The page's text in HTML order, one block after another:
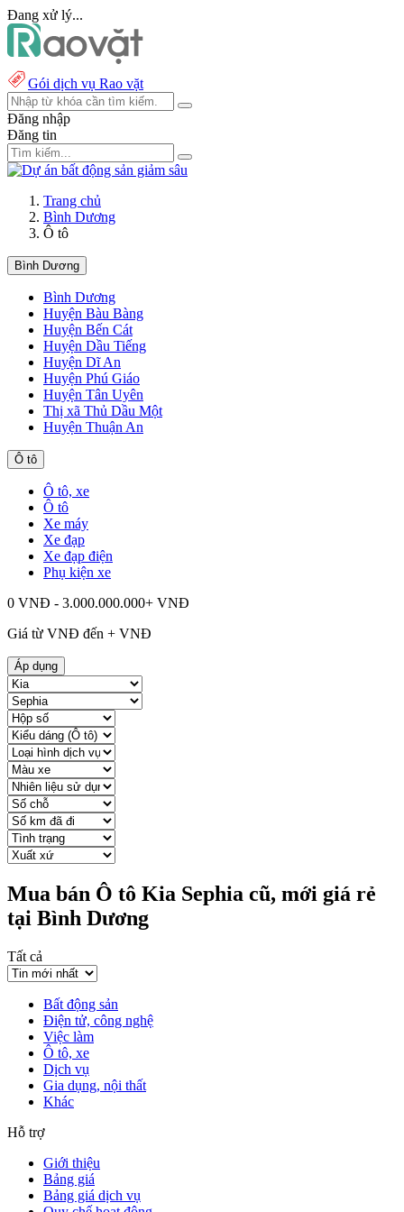
Đang xử lý...
Gói dịch vụ Rao vặt
Đăng nhập
Đăng tin
Trang chủ
Bình Dương
Ô tô
Bình Dương
Bình Dương
Huyện Bàu Bàng
Huyện Bến Cát
Huyện Dầu Tiếng
Huyện Dĩ An
Huyện Phú Giáo
Huyện Tân Uyên
Thị xã Thủ Dầu Một
Huyện Thuận An
Ô tô
Ô tô, xe
Ô tô
Xe máy
Xe đạp
Xe đạp điện
Phụ kiện xe
0 VNĐ - 3.000.000.000+ VNĐ
Giá từ VNĐ đến + VNĐ
Áp dụng
Mua bán Ô tô Kia Sephia cũ, mới giá rẻ
tại Bình Dương
Tất cả
Bất động sản
Điện tử, công nghệ
Việc làm
Ô tô, xe
Dịch vụ
Gia dụng, nội thất
Khác
Hỗ trợ
Giới thiệu
Bảng giá
Bảng giá dịch vụ